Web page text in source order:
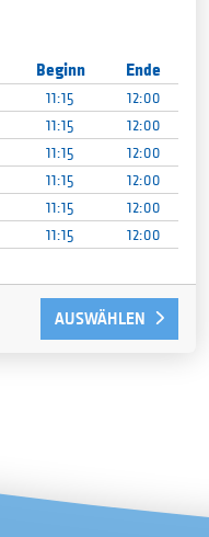
Beginn Ende
11:15
12:00
11:15
12:00
11:15
12:00
11:15
12:00
11:15
12:00
11:15 12:00
AUSWÄHLEN